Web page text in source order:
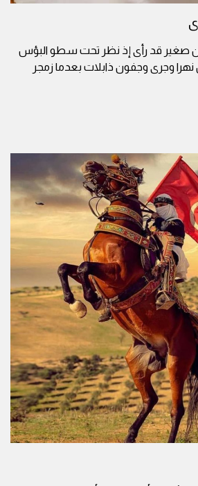
عن صغير قد رأى إذ نظر تحت سطو البؤس
نهرا وجرى وجفون ذابلات بعدما زمجر